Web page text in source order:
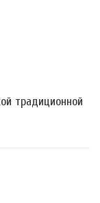
традиционной